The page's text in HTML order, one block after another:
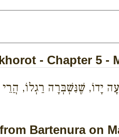
- Chapter 5 -
יָדוֹ, שֶׁנִּשְׁבְּרָה רַגְלוֹ,
Bartenura on